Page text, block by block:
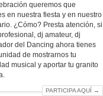
queremos que
en nuestra fiesta y en nuestro
¿Cómo? Presta atención, si
dj amateur, dj
del Dancing ahora tienes
de mostrarnos tu
musical y aportar tu granito
PARTICIPA AQUÍ →